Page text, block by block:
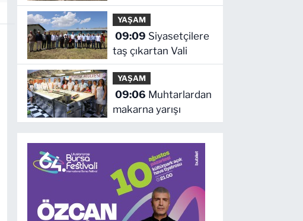
koruyacak proje
YAŞAM
09:09
taş çıkartan Vali
YAŞAM
09:06
makarna yarışı